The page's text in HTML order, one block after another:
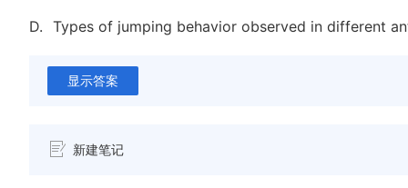
D. Types of jumping behavior observed in different
显示答案
新建笔记